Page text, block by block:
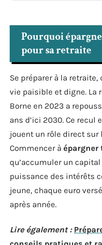
Pourquoi
pour sa retraite
Se préparer à la retraite,
vie paisible et digne. La
Borne en 2023 a
ans d’ici 2030. Ce recul
jouent un rôle direct sur
Commencer à épargner
qu’accumuler un
puissance des intérêts
jeune, chaque euro
après année.
Lire également :